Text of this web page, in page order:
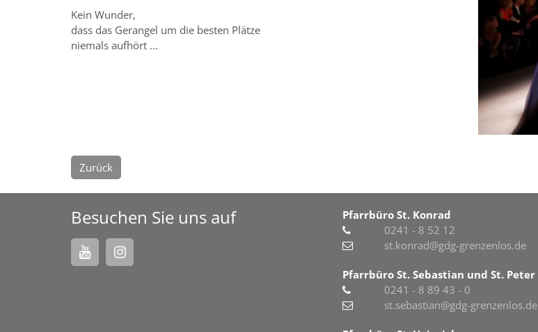
Kein Wunder,
dass das Gerangel um die besten Plätze
niemals aufhört ...
Zurück
Besuchen Sie uns auf
Pfarrbüro St. Konrad
0241 - 8 52 12
st.konrad@gdg-grenzenlos.de
Pfarrbüro St. Sebastian und St. Peter
0241 - 8 89 43 - 0
st.sebastian@gdg-grenzenlos.de